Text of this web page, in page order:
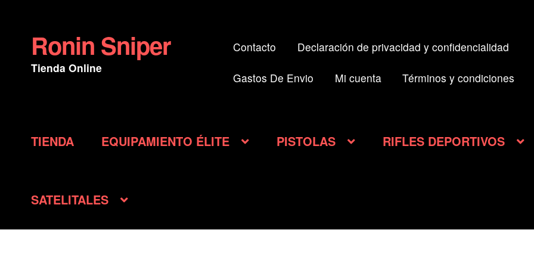
Ir
a
la
Ir
al
contenido
Ronin Sniper
Tienda Online
Contacto Declaración de privacidad y confidencialidad
Gastos De Envio Mi cuenta Términos y condiciones
TIENDA EQUIPAMIENTO ÉLITE PISTOLAS RIFLES DEPORTIVOS
SATELITALES